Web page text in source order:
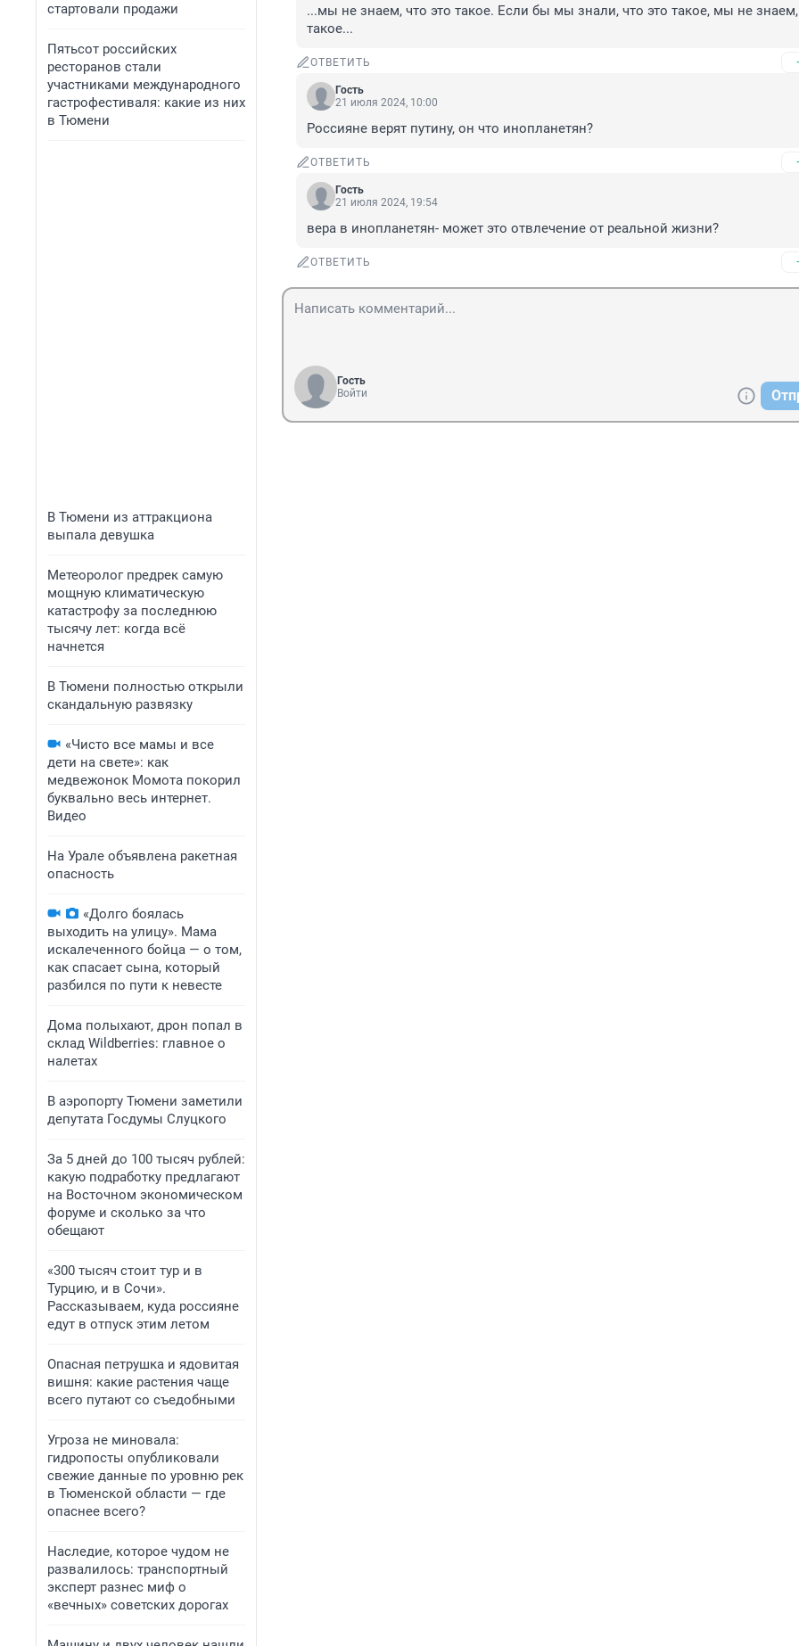
стартовали продажи
Пятьсот российских
ресторанов стали
участниками международного
гастрофестиваля: какие из них
в Тюмени
В Тюмени из аттракциона
выпала девушка
Метеоролог предрек самую
мощную климатическую
катастрофу за последнюю
тысячу лет: когда всё
начнется
В Тюмени полностью открыли
скандальную развязку
«Чисто все мамы и все
дети на свете»: как
медвежонок Момота покорил
буквально весь интернет.
Видео
На Урале объявлена ракетная
опасность
«Долго боялась
выходить на улицу». Мама
искалеченного бойца — о том,
как спасает сына, который
разбился по пути к невесте
Дома полыхают, дрон попал в
склад Wildberries: главное о
налетах
В аэропорту Тюмени заметили
депутата Госдумы Слуцкого
За 5 дней до 100 тысяч рублей:
какую подработку предлагают
на Восточном экономическом
форуме и сколько за что
обещают
«300 тысяч стоит тур и в
Турцию, и в Сочи».
Рассказываем, куда россияне
едут в отпуск этим летом
Опасная петрушка и ядовитая
вишня: какие растения чаще
всего путают со съедобными
Угроза не миновала:
гидропосты опубликовали
свежие данные по уровню рек
в Тюменской области — где
опаснее всего?
Наследие, которое чудом не
развалилось: транспортный
эксперт разнес миф о
«вечных» советских дорогах
...мы не знаем, что это такое. Если бы мы знали, что это такое, мы не знаем,
такое...
ОТВЕТИТЬ
Гость
21 июля 2024, 10:00
Россияне верят путину, он что инопланетян?
ОТВЕТИТЬ
Гость
21 июля 2024, 19:54
вера в инопланетян- может это отвлечение от реальной жизни?
ОТВЕТИТЬ
Гость
Войти